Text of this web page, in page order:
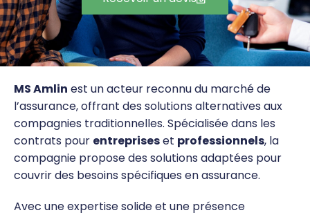
MS Amlin est un acteur reconnu du marché de
l’assurance, offrant des solutions alternatives aux
compagnies traditionnelles. Spécialisée dans les
contrats pour entrepriseset professionnels, la
compagnie propose des solutions adaptées pour
couvrir des besoins spécifiques en assurance.
Avec une expertise solide et une présence